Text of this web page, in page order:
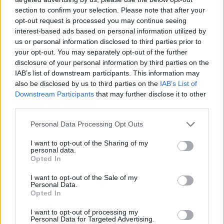
section to confirm your selection. Please note that after your
opt-out request is processed you may continue seeing
interest-based ads based on personal information utilized by
us or personal information disclosed to third parties prior to
your opt-out. You may separately opt-out of the further
disclosure of your personal information by third parties on the
IAB’s list of downstream participants. This information may
also be disclosed by us to third parties on the IAB’s List of
Downstream Participants that may further disclose it to other
Personal Data Processing Opt Outs
I want to opt-out of the Sharing of my
personal data.
Opted In
I want to opt-out of the Sale of my
Personal Data.
Opted In
I want to opt-out of processing my
Personal Data for Targeted Advertising.
Kirscheis
Leicht
Himbeer Semifreddo mit Pistazien
Mittel
Mohneis
Rezepte zum Einfrieren sind sehr praktisch, denn sie sparen eine
bestimmten Gerichts vorkocht und einen Teil einfriert, ist man